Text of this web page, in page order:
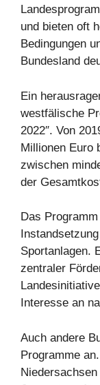
und bieten oft
Bedingungen
Bundesland
Ein
westfälische
2022″. Von
Millionen Euro
zwischen
der
Das
Sportanlagen.
zentraler
Interesse an
Auch andere
Programme